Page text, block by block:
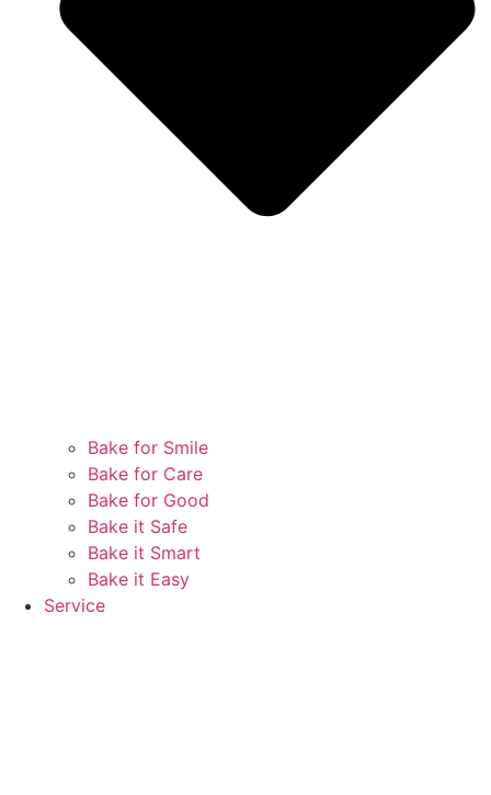
Bake for Smile
Bake for Care
Bake for Good
Bake it Safe
Bake it Smart
Bake it Easy
Service